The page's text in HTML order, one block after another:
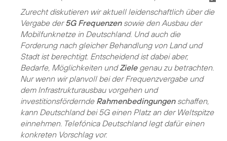
Zurecht diskutieren wir aktuell leidenschaftlich über die
Vergabe der5G Frequenzensowie den Ausbau der
Mobilfunknetze in Deutschland. Und auch die
Forderung nach gleicher Behandlung von Land und
Stadt ist berechtigt. Entscheidend ist dabei aber,
Bedarfe, Möglichkeiten undZielegenau zu betrachten.
Nur wenn wir planvoll bei der Frequenzvergabe und
dem Infrastrukturausbau vorgehen und
investitionsfördernde Rahmenbedingungenschaffen,
kann Deutschland bei5Geinen Platz an der Weltspitze
einnehmen. Telefónica Deutschland legt dafür einen
konkreten Vorschlag vor.